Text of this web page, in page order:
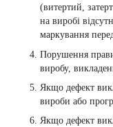
(витертий,
на виробі
маркування
Порушення
виробу,
Якщо дефект
вироби або
Якщо дефект